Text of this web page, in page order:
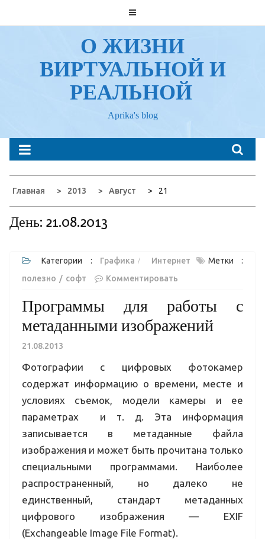
О ЖИЗНИ
ВИРТУАЛЬНОЙ И
РЕАЛЬНОЙ
Aprika's blog
Главная 2013 Август 21
День: 21.08.2013
Категории : Графика Интернет
Метки :
полезно
софт Комментировать
Программы для работы с
метаданными изображений
21.08.2013
Фотографии с цифровых фотокамер
содержат информацию о времени, месте и
условиях съемок, модели камеры и ее
параметрах и т. д. Эта информация
записывается в метаданные файла
изображения и может быть прочитана только
специальными программами. Наиболее
распространенный, но далеко не
единственный, стандарт метаданных
цифрового изображения — EXIF
(Exchangeable Image File Format).